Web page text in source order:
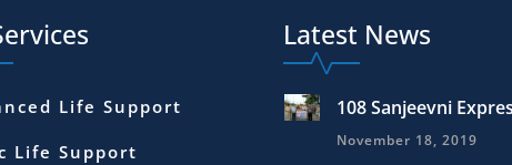
Life Support
Life Support
Latest News
108 Sanjeevni
November 18, 2019